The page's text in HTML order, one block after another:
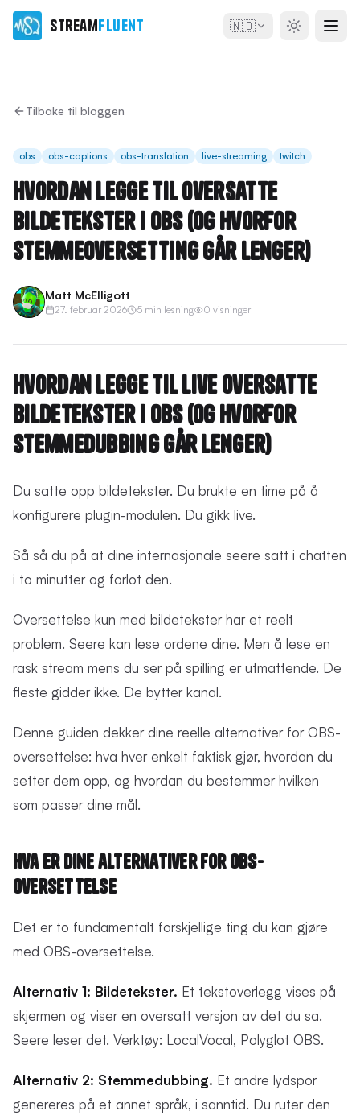
StreamFluent 🇳🇴
Tilbake til bloggen
obs obs-captions obs-translation live-streaming twitch
Hvordan legge til oversatte
bildetekster i OBS (og hvorfor
stemmeoversetting går lenger)
Matt McElligott
27. februar 2026 5 min lesning 0 visninger
Hvordan legge til live oversatte
bildetekster i OBS (og hvorfor
stemmedubbing går lenger)
Du satte opp bildetekster. Du brukte en time på å
konfigurere plugin-modulen. Du gikk live.
Så så du på at dine internasjonale seere satt i chatten
i to minutter og forlot den.
Oversettelse kun med bildetekster har et reelt
problem. Seere kan lese ordene dine. Men å lese en
rask stream mens du ser på spilling er utmattende. De
fleste gidder ikke. De bytter kanal.
Denne guiden dekker dine reelle alternativer for OBS-
oversettelse: hva hver enkelt faktisk gjør, hvordan du
setter dem opp, og hvordan du bestemmer hvilken
som passer dine mål.
Hva er dine alternativer for OBS-
oversettelse
Det er to fundamentalt forskjellige ting du kan gjøre
med OBS-oversettelse.
Alternativ 1: Bildetekster. Et tekstoverlegg vises på
skjermen og viser en oversatt versjon av det du sa.
Seere leser det. Verktøy: LocalVocal, Polyglot OBS.
Alternativ 2: Stemmedubbing. Et andre lydspor
genereres på et annet språk, i sanntid. Du ruter den